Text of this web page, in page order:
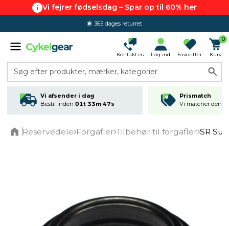
Vi fejrer fødselsdag – Spar op til 60% her
365 dages returret
Kontakt os Log ind Favoritter
0
Kurv
Søg efter produkter, mærker, kategorier
Vi afsender i dag
Bestil inden 01t 33m 47s
Prismatch
Vi matcher den
Reservedele Forgafler Tilbehør til forgafler SR